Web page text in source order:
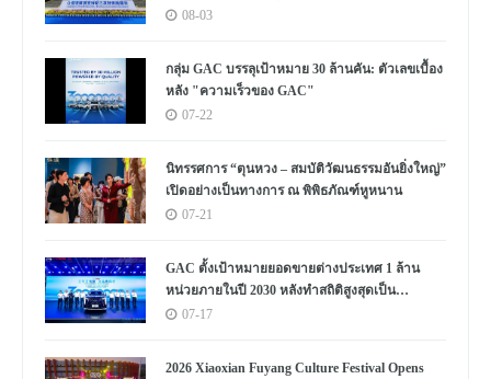
ใหม่แห่งการเรียนรู้ตลอดชีวิตของมนุษย์» จัดขึ้น
08-03
กลุ่ม GAC บรรลุเป้าหมาย 30 ล้านคัน: ตัวเลขเบื้อง
หลัง "ความเร็วของ GAC"
07-22
นิทรรศการ “ตุนหวง – สมบัติวัฒนธรรมอันยิ่งใหญ่”
เปิดอย่างเป็นทางการ ณ พิพิธภัณฑ์หูหนาน
07-21
GAC ตั้งเป้าหมายยอดขายต่างประเทศ 1 ล้าน
หน่วยภายในปี 2030 หลังทำสถิติสูงสุดเป็น
ประวัติการณ์
07-17
2026 Xiaoxian Fuyang Culture Festival Opens